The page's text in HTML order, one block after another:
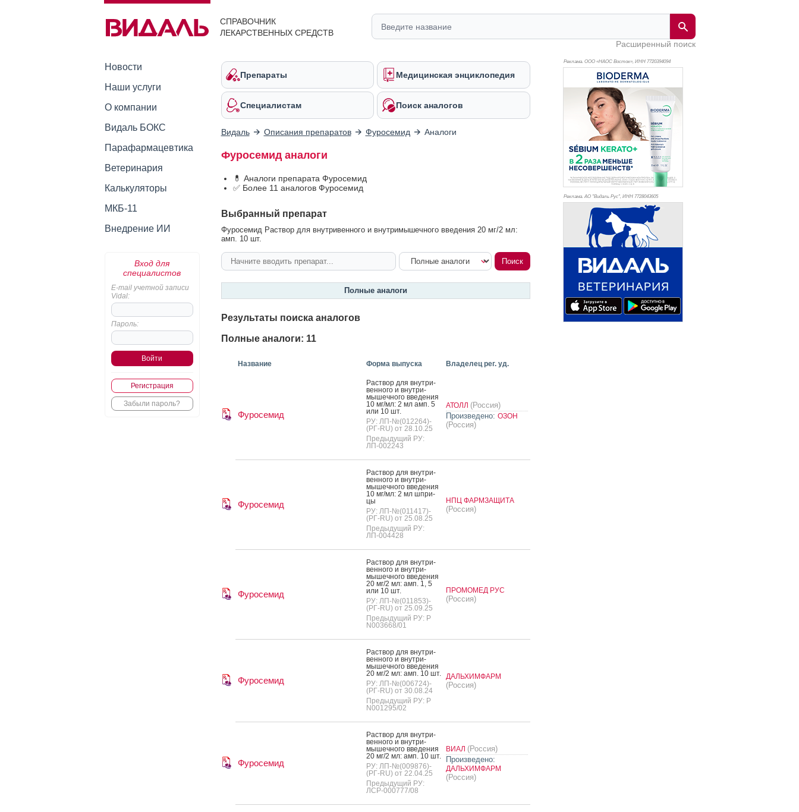
СПРАВОЧНИК
ЛЕКАРСТВЕННЫХ СРЕДСТВ
Расширенный поиск
Новости
Наши услуги
О компании
Видаль БОКС
Парафармацевтика
Ветеринария
Калькуляторы
МКБ-11
Внедрение ИИ
Вход для
специалистов
E-mail учетной записи
Vidal:
Пароль:
Регистрация
Забыли пароль?
Препараты Медицинская энциклопедия
Специалистам Поиск аналогов
Видаль Описания препаратов Фуросемид Аналоги
Фуросемид аналоги
💊 Аналоги препарата Фуросемид
✅ Более 11 аналогов Фуросемид
Выбранный препарат
Фуросемид Раствор для внутривенного и внутримышечного введения 20 мг/2 мл:
амп. 10 шт.
Полные аналоги
Результаты поиска аналогов
Полные аналоги: 11
Название Форма выпуска Владелец рег. уд.
Фуросемид
Рас­твор для внут­ри­
вен­но­го и внут­ри­
мышеч­но­го вве­дения
10 мг/мл: 2 мл амп. 5
или 10 шт.
РУ: ЛП-№(012264)-
(РГ-RU) от 28.10.25
Предыдущий РУ:
ЛП-002243
АТОЛЛ (Россия)
Произведено: ОЗОН
(Россия)
Фуросемид
Рас­твор для внут­ри­
вен­но­го и внут­ри­
мышеч­но­го вве­дения
10 мг/мл: 2 мл шпри­
цы
РУ: ЛП-№(011417)-
(РГ-RU) от 25.08.25
Предыдущий РУ:
ЛП-004428
НПЦ ФАРМЗАЩИТА
(Россия)
Фуросемид
Рас­твор для внут­ри­
вен­но­го и внут­ри­
мышеч­но­го вве­дения
20 мг/2 мл: амп. 1, 5
или 10 шт.
РУ: ЛП-№(011853)-
(РГ-RU) от 25.09.25
Предыдущий РУ: Р
N003668/01
ПРОМОМЕД РУС
(Россия)
Фуросемид
Рас­твор для внут­ри­
вен­но­го и внут­ри­
мышеч­но­го вве­дения
20 мг/2 мл: амп. 10 шт.
РУ: ЛП-№(006724)-
(РГ-RU) от 30.08.24
Предыдущий РУ: Р
N001295/02
ДАЛЬХИМФАРМ
(Россия)
Фуросемид
Рас­твор для внут­ри­
вен­но­го и внут­ри­
мышеч­но­го вве­дения
20 мг/2 мл: амп. 10 шт.
РУ: ЛП-№(009876)-
(РГ-RU) от 22.04.25
Предыдущий РУ:
ЛСР-000777/08
ВИАЛ (Россия)
Произведено:
ДАЛЬХИМФАРМ
(Россия)
Реклама. ООО «НАОС Восток», ИНН 7720394094
Реклама. АО "Видаль Рус", ИНН 7728043605